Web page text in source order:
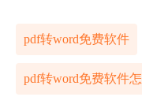
pdf转word免费软件